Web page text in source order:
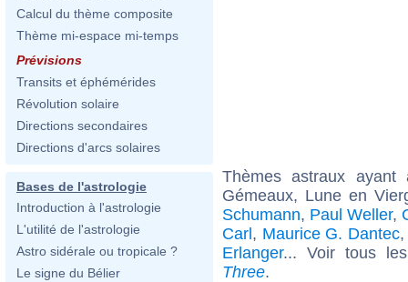
Calcul du thème composite
Thème mi-espace mi-temps
Prévisions
Transits et éphémérides
Révolution solaire
Directions secondaires
Directions d'arcs solaires
Bases de l'astrologie
Introduction à l'astrologie
L'utilité de l'astrologie
Astro sidérale ou tropicale ?
Le signe du Bélier
Thèmes astraux
Gémeaux, Lune en
Schumann, Paul Weller,
Carl, Maurice G. Dantec
Erlanger... Voir tous
Three.